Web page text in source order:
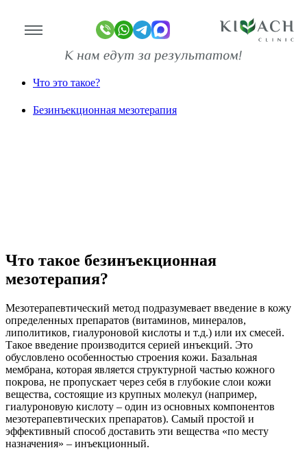
Безинъекционная мезотерапия
Косметология Инъекционные методы
Что это такое?
Безинъекционная мезотерапия
Что такое безинъекционная
мезотерапия?
Мезотерапевтический метод подразумевает введение в кожу
определенных препаратов (витаминов, минералов,
липолитиков, гиалуроновой кислоты и т.д.) или их смесей.
Такое введение производится серией инъекций. Это
обусловлено особенностью строения кожи. Базальная
мембрана, которая является структурной частью кожного
покрова, не пропускает через себя в глубокие слои кожи
вещества, состоящие из крупных молекул (например,
гиалуроновую кислоту – один из основных компонентов
мезотерапевтических препаратов). Самый простой и
эффективный способ доставить эти вещества «по месту
назначения» – инъекционный.